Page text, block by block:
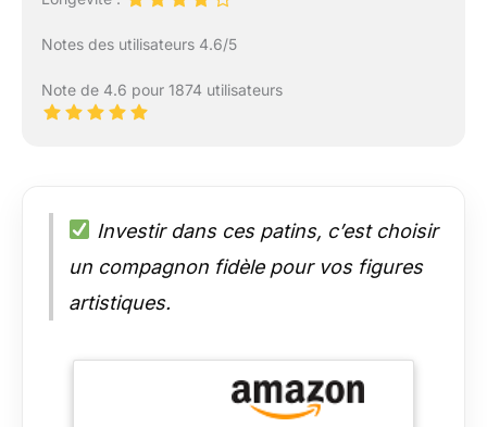
Notes des utilisateurs 4.6/5
Note de 4.6 pour 1874 utilisateurs
Investir dans ces patins, c’est choisir
un compagnon fidèle pour vos figures
artistiques.